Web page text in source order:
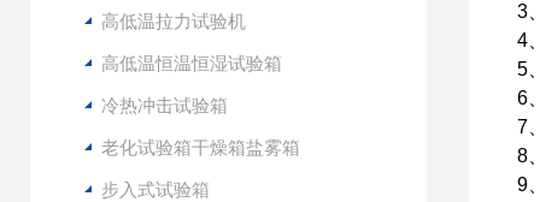
高低温拉力试验机
高低温恒温恒湿试验箱
冷热冲击试验箱
老化试验箱干燥箱盐雾箱
步入式试验箱
3
4
5
6
7
8
9